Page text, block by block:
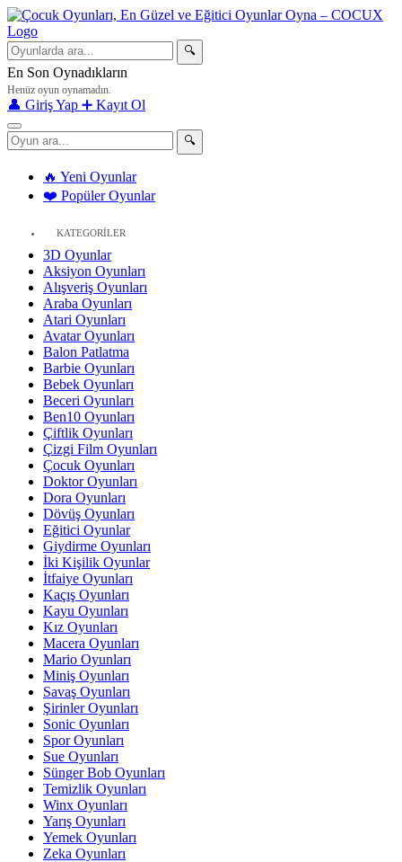
🔍
En Son Oynadıkların
Henüz oyun oynamadın.
👤 Giriş Yap ➕ Kayıt Ol
🔍
🔥 Yeni Oyunlar
❤️ Popüler Oyunlar
KATEGORİLER
3D Oyunlar
Aksiyon Oyunları
Alışveriş Oyunları
Araba Oyunları
Atari Oyunları
Avatar Oyunları
Balon Patlatma
Barbie Oyunları
Bebek Oyunları
Beceri Oyunları
Ben10 Oyunları
Çiftlik Oyunları
Çizgi Film Oyunları
Çocuk Oyunları
Doktor Oyunları
Dora Oyunları
Dövüş Oyunları
Eğitici Oyunlar
Giydirme Oyunları
İki Kişilik Oyunlar
İtfaiye Oyunları
Kaçış Oyunları
Kayu Oyunları
Kız Oyunları
Macera Oyunları
Mario Oyunları
Miniş Oyunları
Savaş Oyunları
Şirinler Oyunları
Sonic Oyunları
Spor Oyunları
Sue Oyunları
Sünger Bob Oyunları
Temizlik Oyunları
Winx Oyunları
Yarış Oyunları
Yemek Oyunları
Zeka Oyunları